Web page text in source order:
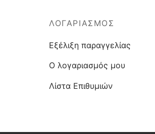
ΛΟΓΑΡΙΑΣΜΟΣ
Εξέλιξη παραγγελίας
Ο λογαριασμός μου
Λίστα Επιθυμιών